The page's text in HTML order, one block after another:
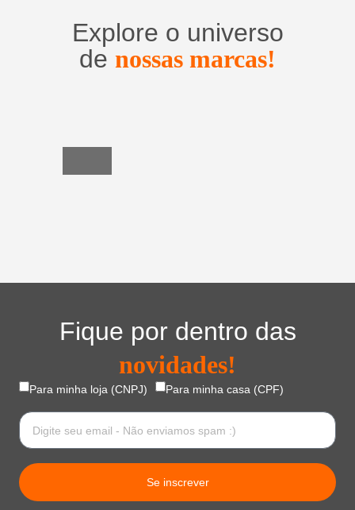
Explore o universo
de nossas marcas!
Fique por dentro das
novidades!
Para minha loja (CNPJ) Para minha casa (CPF)
Se inscrever